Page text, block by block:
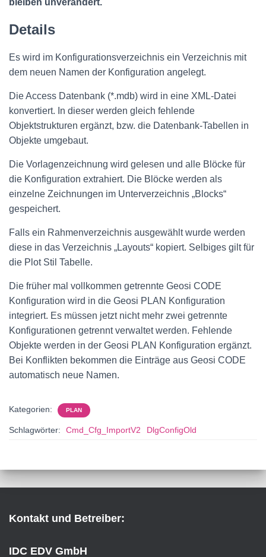
Details
Es wird im Konfigurationsverzeichnis ein Verzeichnis mit
dem neuen Namen der Konfiguration angelegt.
Die Access Datenbank (*.mdb) wird in eine XML-Datei
konvertiert. In dieser werden gleich fehlende
Objektstrukturen ergänzt, bzw. die Datenbank-Tabellen in
Objekte umgebaut.
Die Vorlagenzeichnung wird gelesen und alle Blöcke für
die Konfiguration extrahiert. Die Blöcke werden als
einzelne Zeichnungen im Unterverzeichnis „Blocks“
gespeichert.
Falls ein Rahmenverzeichnis ausgewählt wurde werden
diese in das Verzeichnis „Layouts“ kopiert. Selbiges gilt für
die Plot Stil Tabelle.
Die früher mal vollkommen getrennte Geosi CODE
Konfiguration wird in die Geosi PLAN Konfiguration
integriert. Es müssen jetzt nicht mehr zwei getrennte
Konfigurationen getrennt verwaltet werden. Fehlende
Objekte werden in der Geosi PLAN Konfiguration ergänzt.
Bei Konflikten bekommen die Einträge aus Geosi CODE
automatisch neue Namen.
Kategorien: PLAN
Schlagwörter: Cmd_Cfg_ImportV2 DlgConfigOld
Kontakt und Betreiber:
IDC EDV GmbH